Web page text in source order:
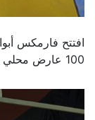
100 عارض محلي ودولي وضيوف شرف.